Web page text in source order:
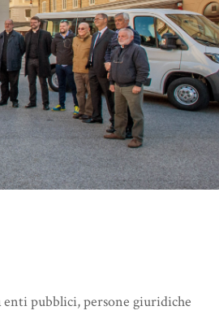
enti pubblici, persone giuridiche